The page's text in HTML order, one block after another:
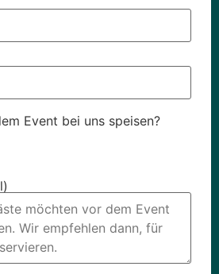
Event bei uns speisen?